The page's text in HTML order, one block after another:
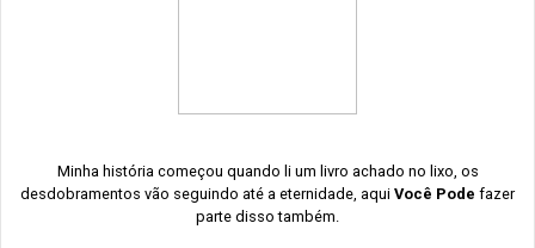
Minha história começou quando li um livro achado no lixo, os
desdobramentos vão seguindo até a eternidade, aqui Você Pode fazer
parte disso também.